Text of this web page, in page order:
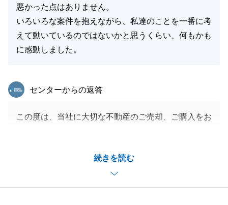
悪かった点はありません。
いろいろな案件を抱えながら、私達のことを一番に考
えて動いているのではないかと思うくらい、何もかも
に感動しました。
続きを読む
東急リバブル
センターからの返答
この度は、当社に大切な不動産のご売却、ご購入をお
のでご不安が多くあったかと思います。
お気軽にご相談いただける関係性が不安要素を少しず
つ解消できたと思っております。